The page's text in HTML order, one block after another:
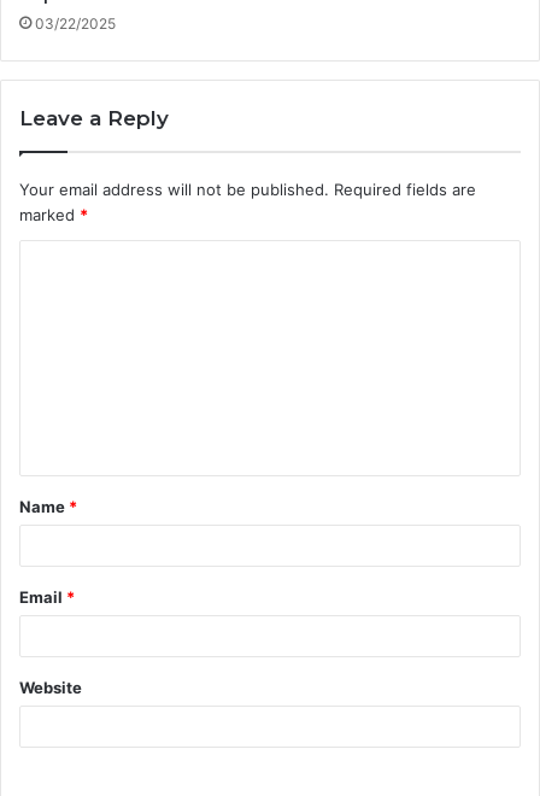
03/22/2025
Leave a Reply
Your email address will not be published. Required fields are
marked *
t
*
Name *
Email *
Website